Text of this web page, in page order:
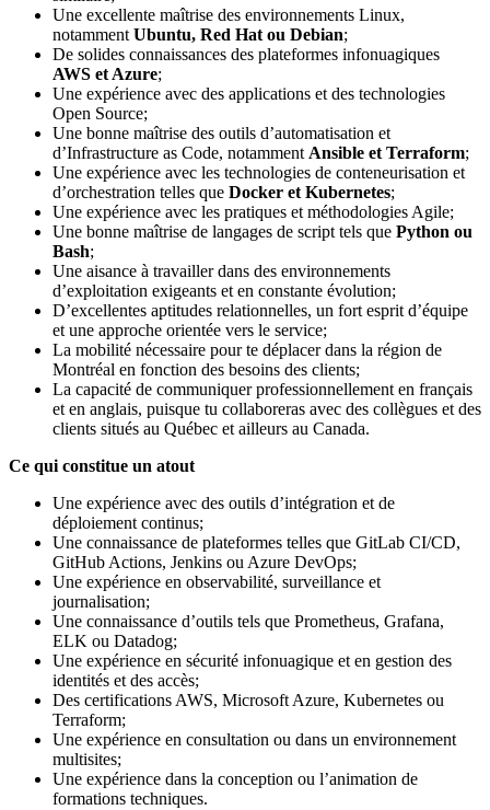
Une excellente maîtrise des environnements Linux,
notammentUbuntu, Red Hat ou Debian;
De solides connaissances des plateformes infonuagiques
AWS et Azure;
Une expérience avec des applications et des technologies
Open Source;
Une bonne maîtrise des outils d’automatisation et
d’Infrastructure as Code, notammentAnsible et Terraform;
Une expérience avec les technologies de conteneurisation et
d’orchestration telles que Docker et Kubernetes;
Une expérience avec les pratiques et méthodologies Agile;
Une bonne maîtrise de langages de script tels que Python ou
Bash;
Une aisance à travailler dans des environnements
d’exploitation exigeants et en constante évolution;
D’excellentes aptitudes relationnelles, un fort esprit d’équipe
et une approche orientée vers le service;
La mobilité nécessaire pour te déplacer dans la région de
Montréal en fonction des besoins des clients;
La capacité de communiquer professionnellement en français
et en anglais, puisque tu collaboreras avec des collègues et des
clients situés au Québec et ailleurs au Canada.
Ce qui constitue un atout
Une expérience avec des outils d’intégration et de
déploiement continus;
Une connaissance de plateformes telles que GitLab CI/CD,
GitHub Actions, Jenkins ou Azure DevOps;
Une expérience en observabilité, surveillance et
journalisation;
Une connaissance d’outils tels que Prometheus, Grafana,
ELK ou Datadog;
Une expérience en sécurité infonuagique et en gestion des
identités et des accès;
Des certifications AWS, Microsoft Azure, Kubernetes ou
Terraform;
Une expérience en consultation ou dans un environnement
multisites;
Une expérience dans la conception ou l’animation de
formations techniques.